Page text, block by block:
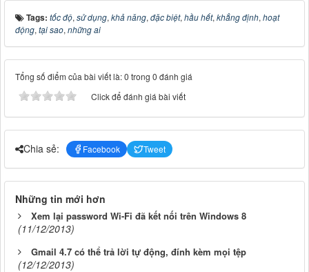
Tags: tốc độ, sử dụng, khả năng, đặc biệt, hầu hết, khẳng định, hoạt
động, tại sao, những ai
Tổng số điểm của bài viết là: 0 trong 0 đánh giá
Click để đánh giá bài viết
Chia sẻ: Facebook Tweet
Những tin mới hơn
Xem lại password Wi-Fi đã kết nối trên Windows 8
(11/12/2013)
Gmail 4.7 có thể trả lời tự động, đính kèm mọi tệp
(12/12/2013)